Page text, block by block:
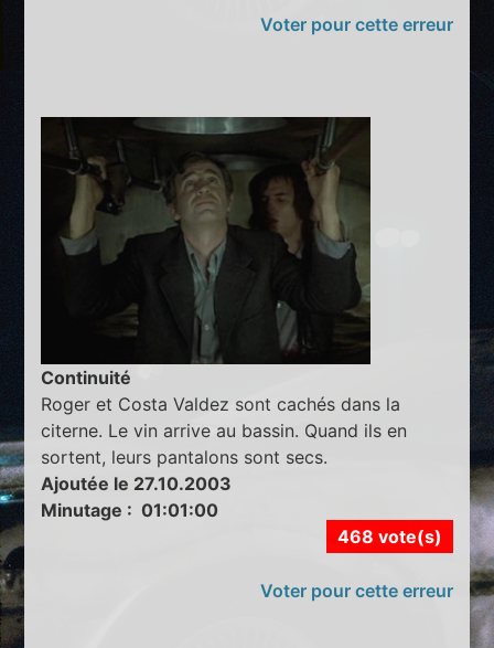
Voter pour cette erreur
Continuité
Roger et Costa Valdez sont cachés dans la
citerne. Le vin arrive au bassin. Quand ils en
sortent, leurs pantalons sont secs.
Ajoutée le 27.10.2003
Minutage : 01:01:00
468 vote(s)
Voter pour cette erreur